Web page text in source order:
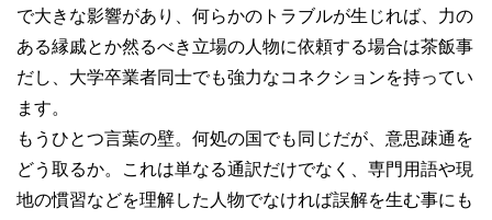
で大きな影響があり、何らかのトラブルが生じれば、力の
ある縁戚とか然るべき立場の人物に依頼する場合は茶飯事
だし、大学卒業者同士でも強力なコネクションを持ってい
ます。
もうひとつ言葉の壁。何処の国でも同じだが、意思疎通を
どう取るか。これは単なる通訳だけでなく、専門用語や現
地の慣習などを理解した人物でなければ誤解を生む事にも